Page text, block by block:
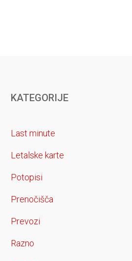
KATEGORIJE
Last minute
Letalske karte
Potopisi
Prenočišča
Prevozi
Razno